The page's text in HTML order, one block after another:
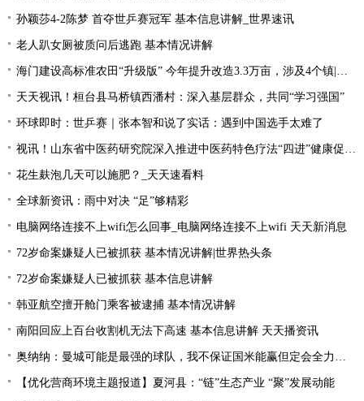
孙颖莎4-2陈梦 首夺世乒赛冠军 基本信息讲解_世界速讯
老人趴女厕被质问后逃跑 基本情况讲解
海门建设高标准农田“升级版” 今年提升改造3.3万亩，涉及4个镇|每日速读
天天视讯！桓台县马桥镇西潘村：深入基层群众，共同“学习强国”
环球即时：世乒赛｜张本智和说了实话：遇到中国选手太难了
视讯！山东省中医药研究院深入推进中医药特色疗法“四进”健康促进行动
花生麸泡几天可以施肥？_天天速看料
全球新资讯：雨中对决 “足”够精彩
电脑网络连接不上wifi怎么回事_电脑网络连接不上wifi 天天新消息
72岁命案嫌疑人已被抓获 基本情况讲解|世界热头条
72岁命案嫌疑人已被抓获 基本信息讲解
韩亚航空擅开舱门乘客被逮捕 基本情况讲解
南阳回应上百台收割机无法下高速 基本信息讲解 天天播资讯
奥纳纳：曼城可能是最强的球队，我不保证国米能赢但定会全力以赴|环球最新
【优化营商环境主题报道】夏河县：“链”生态产业 “聚”发展动能